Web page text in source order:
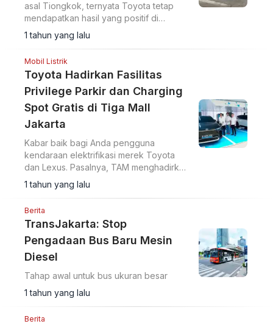
asal Tiongkok, ternyata Toyota tetap
mendapatkan hasil yang positif di
segmen tersebut.
1 tahun yang lalu
Mobil Listrik
Toyota Hadirkan Fasilitas
Privilege Parkir dan Charging
Spot Gratis di Tiga Mall
Jakarta
Kabar baik bagi Anda pengguna
kendaraan elektrifikasi merek Toyota
dan Lexus. Pasalnya, TAM menghadirkan
fasilitas parkir dan charging spot gratis.
1 tahun yang lalu
Berita
TransJakarta: Stop
Pengadaan Bus Baru Mesin
Diesel
Tahap awal untuk bus ukuran besar
1 tahun yang lalu
Berita